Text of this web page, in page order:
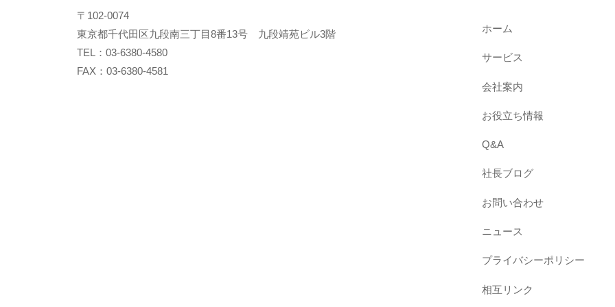
〒102-0074
東京都千代田区九段南三丁目8番13号 九段靖苑ビル3階
TEL：03-6380-4580
FAX：03-6380-4581
ホーム
サービス
会社案内
お役立ち情報
Q&A
社長ブログ
お問い合わせ
ニュース
プライバシーポリシー
相互リンク